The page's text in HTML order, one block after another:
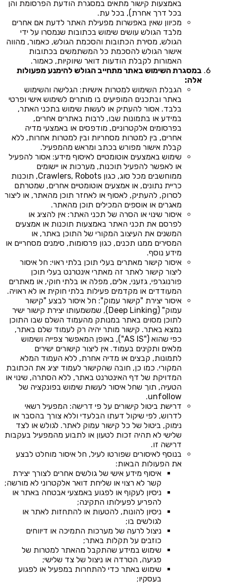
באמצעות קישור מתאים במסגרת הודעת הפרסומת והן
בכל דרך אחרת), בכל עת.
מכיוון שאין באפשרות מפעילת האתר לדעת אם אחרים
מלבד הגולש עושים שימוש בכתובות שנמסרו על ידי
הגולש, מסירת הכתובות והסכמת הגולש, כאמור, מהווה
אישור הגולש להסכמת כל המשתמשים בכתובות
האמורות לקבלת הודעות דואר שיווקיות, כאמור.
במסגרת השימוש באתר מתחייב הגולש להימנע מפעולות
אלה:
הגבלת השימוש למטרות אישיות: הגלישה והשימוש
באתר ובתכנים המופיעים בו מותרים לשימוש אישי ופרטי
בלבד. אסור להעתיק או לעשות שימוש בתכני האתר,
במידע או בתמונות שבו, לרבות באתרים אחרים,
בפרסומים אלקטרוניים, מודפסים או באמצעי מדיה
אחרים, בין למטרות מסחריות ובין למטרות אחרות, ללא
קבלת אישור מפורש בכתב ומראש מהמפעיל.
שימוש באמצעים אוטומטיים לאיסוף מידע: אסור להפעיל
או לאפשר להפעיל תוכנות, מערכות או יישומים
ממוחשבים מכל סוג, כגון Crawlers, Robots, תוכנות
כריית נתונים, או אמצעים אוטומטיים אחרים, שמטרתם
לסרוק, להעתיק, לאסוף או לאחזר תוכן מהאתר, או ליצור
מאגרים או אוספים המכילים תוכן מהאתר.
איסור שינוי או הסרה של תכני האתר: אין להציג או
לפרסם את תכני האתר באמצעות תוכנות או אמצעים
המשנים את העיצוב המקורי של התוכן באתר, או
המסירים ממנו תכנים, כגון פרסומות, סימנים מסחריים או
מידע נוסף.
איסור קישור מאתרים בעלי תוכן בלתי ראוי: חל איסור
ליצור קישור לאתר זה מאתרי אינטרנט בעלי תוכן
פורנוגרפי, גזעני, אלים, מפלה או בלתי חוקי, או מאתרים
המעודדים או מקדמים פעילות בלתי חוקית או לא ראויה.
איסור יצירת "קישור עמוק": חל איסור לבצע "קישור
עמוק" (Deep Linking), שמשמעותו יצירת קישור ישיר
לתוכן מסוים באתר במנותק מהעמוד השלם שבו התוכן
נמצא באתר. קישור מותר יהיה רק לעמוד שלם באתר,
כפי שהוא ("AS IS"), באופן המאפשר צפייה ושימוש
מלאים ותקינים בעמוד. אין ליצור קישורים ישירים
לתמונות, קבצים או מדיה אחרת, ללא העמוד המלא
המקורי. כמו כן, חובה שהקישור לעמוד יציג את הכתובת
המדויקת של דף האינטרנט באתר, ללא הסתרה, שינוי או
הטעיה, תוך שחל איסור לעשות שימוש בפונקציה של
unfollow.
דרישת ביטול קישורים על פי דרישה: המפעיל רשאי
לדרוש, לפי שיקול דעתו הבלעדי וללא צורך בהסבר או
נימוק, ביטול של כל קישור עמוק לאתר. לגולש או לצד
שלישי לא תהיה זכות לטעון או לתבוע מהמפעיל בעקבות
דרישה זו.
בנוסף לאיסורים שפורטו לעיל, חל איסור מוחלט לבצע
את הפעולות הבאות:
איסוף מידע אישי של גולשים אחרים לצורך יצירת
קשר לא רצוי או שליחת דואר אלקטרוני לא מורשה;
ניסיון לעקוף או לפגוע באמצעי אבטחה באתר או
להפריע לפעילותו התקינה;
ניסיון להונות, להטעות או להתחזות לאתר או
לגולשים בו;
ניצול לרעה של מערכות התמיכה או דיווחים
כוזבים על תקלות באתר;
שימוש במידע שהתקבל מהאתר למטרות של
פגיעה, הטרדה או ניצול של צד שלישי;
שימוש באתר כדי להתחרות במפעיל או לפגוע
בעסקיו;